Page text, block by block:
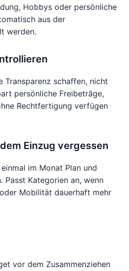
Hobbys oder persönliche
aus der
werden.
Transparenz schaffen, nicht
persönliche Freibeträge,
Rechtfertigung verfügen
Einzug vergessen
im Monat Plan und
Passt Kategorien an, wenn
Mobilität dauerhaft mehr
vor dem Zusammenziehen